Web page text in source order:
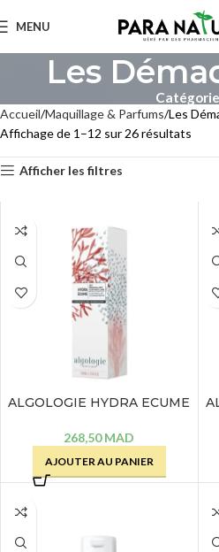
MENU
Les
Accueil Maquillage & Parfums Les
Affichage de 1–12 sur 26 résultats
Afficher les filtres
ALGOLOGIE HYDRA ECUME
OLIGO-MICELLAIRE – 200
268,50MAD
AJOUTER AU PANIER